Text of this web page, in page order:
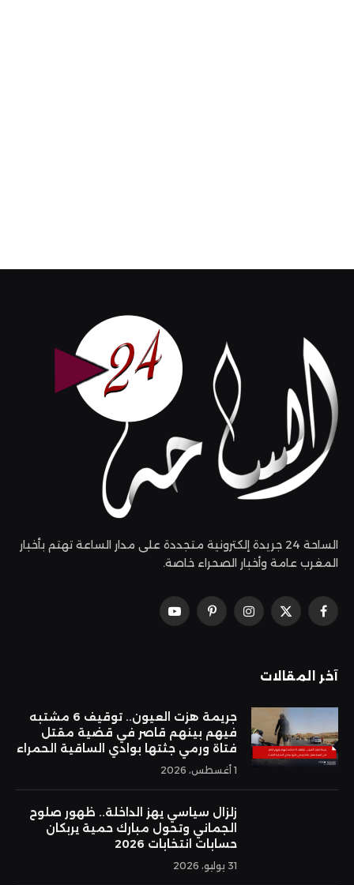
الساحة 24 جريدة إلكترونية متجددة على مدار الساعة تهتم بأخبار
المغرب عامة وأخبار الصحراء خاصة.
فيسبوك
X
الانستغرامبينتيريستيوتيوب
آخر المقالات
جريمة هزت العيون.. توقيف 6 مشتبه
فيهم بينهم قاصر في قضية مقتل
فتاة ورمي جثتها بوادي الساقية الحمراء
1 أغسطس، 2026
زلزال سياسي يهز الداخلة.. ظهور صلوح
الجماني وتحول مبارك حمية يربكان
حسابات انتخابات 2026
31 يوليو، 2026